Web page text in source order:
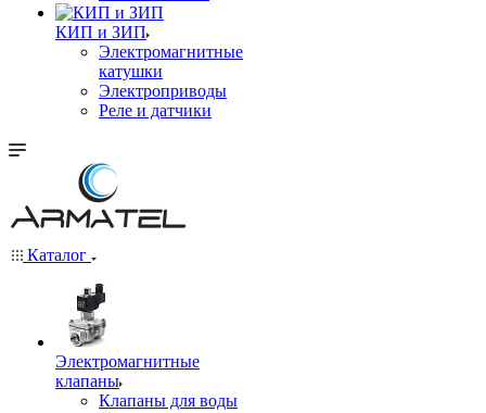
КИП и ЗИП
Электромагнитные
катушки
Электроприводы
Реле и датчики
Каталог
Электромагнитные
клапаны
Клапаны для воды